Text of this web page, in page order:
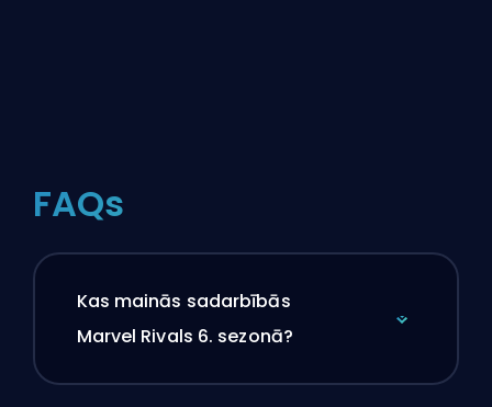
FAQs
Kas mainās sadarbībās
Marvel Rivals 6. sezonā?